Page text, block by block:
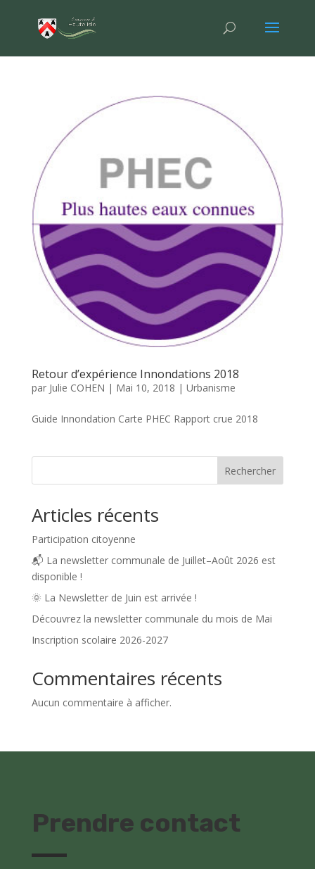
Retour d’expérience Innondations 2018
par Julie COHEN | Mai 10, 2018 | Urbanisme
Guide Innondation Carte PHEC Rapport crue 2018
Rechercher
Articles récents
Participation citoyenne
📬 La newsletter communale de Juillet–Août 2026 est
disponible !
🌞 La Newsletter de Juin est arrivée !
Découvrez la newsletter communale du mois de Mai
Inscription scolaire 2026-2027
Commentaires récents
Aucun commentaire à afficher.
Prendre contact